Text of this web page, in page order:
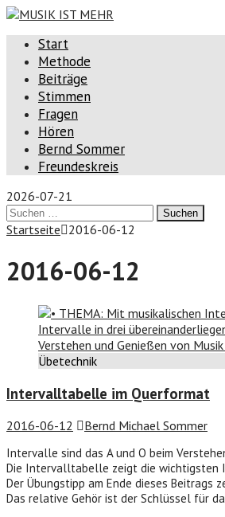
Start
Methode
Beiträge
Stimmen
Fragen
Hören
Bernd Sommer
Freundeskreis
2026-07-21
Suchen
nach:
Startseite 2016-06-12
2016-06-12
Übetechnik
Intervalltabelle im Querformat
2016-06-12 Bernd Michael Sommer
Intervalle sind das A und O beim
Die Intervalltabelle zeigt die wichtigsten
Der Übungstipp am Ende dieses Beitrags
Das relative Gehör ist der Schlüssel für